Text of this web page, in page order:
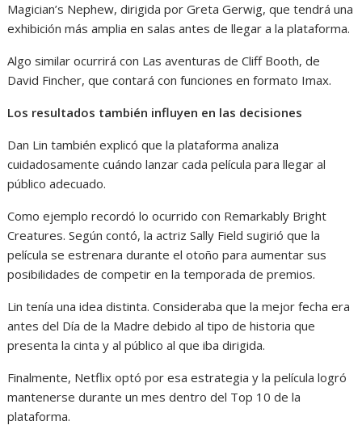
Magician’s Nephew, dirigida por Greta Gerwig, que tendrá una
exhibición más amplia en salas antes de llegar a la plataforma.
Algo similar ocurrirá con Las aventuras de Cliff Booth, de
David Fincher, que contará con funciones en formato Imax.
Los resultados también influyen en las decisiones
Dan Lin también explicó que la plataforma analiza
cuidadosamente cuándo lanzar cada película para llegar al
público adecuado.
Como ejemplo recordó lo ocurrido con Remarkably Bright
Creatures. Según contó, la actriz Sally Field sugirió que la
película se estrenara durante el otoño para aumentar sus
posibilidades de competir en la temporada de premios.
Lin tenía una idea distinta. Consideraba que la mejor fecha era
antes del Día de la Madre debido al tipo de historia que
presenta la cinta y al público al que iba dirigida.
Finalmente, Netflix optó por esa estrategia y la película logró
mantenerse durante un mes dentro del Top 10 de la
plataforma.